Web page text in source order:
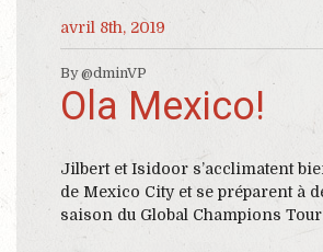
avril 8th, 2019
By @dminVP
Ola Mexico!
Jilbert et Isidoor s’acclimatent
de Mexico City et se préparent à
saison du Global Champions